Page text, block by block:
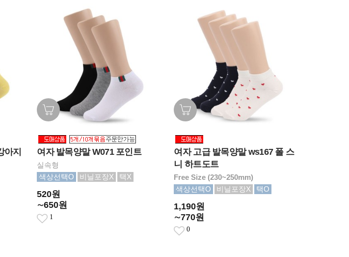
아지 여자 발목양말 W071 포인트
실속형
색상선택O
비닐포장X 택X
520원
∼650원
1
여자 고급 발목양말 ws167 폴 스
니 하트도트
Free Size (230~250mm)
색상선택O
비닐포장X 택O
1,190원
∼770원
0